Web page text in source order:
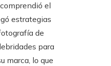
el
estrategias
de
para
marca, lo que